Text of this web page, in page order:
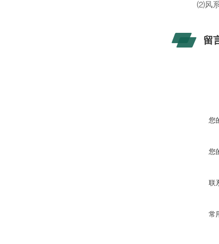
⑵风系统
留
您
您
联
常